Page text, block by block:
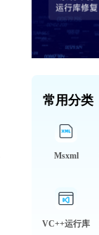
常用分类
Msxml
VC++运行库